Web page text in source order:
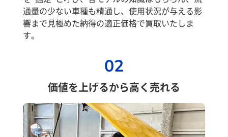
通量の少ない車種も精通し、使用状況が与える影
響まで見極めた納得の適正価格で買取いたしま
す。
02
価値を上げるから高く売れる